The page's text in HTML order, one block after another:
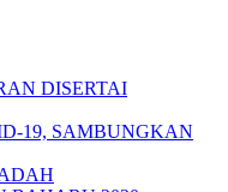
DISERTAI
19, SAMBUNGKAN